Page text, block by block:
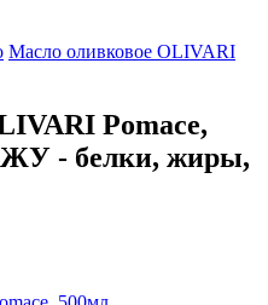
Масло оливковое OLIVARI
Pomace,
- белки, жиры,